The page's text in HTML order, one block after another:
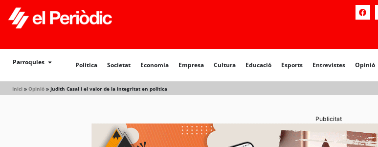
Parroquies Política Societat Economia Empresa Cultura Educació Esports Entrevistes Opinió
Inici » Opinió » Judith Casal i el valor de la integritat en política
Publicitat